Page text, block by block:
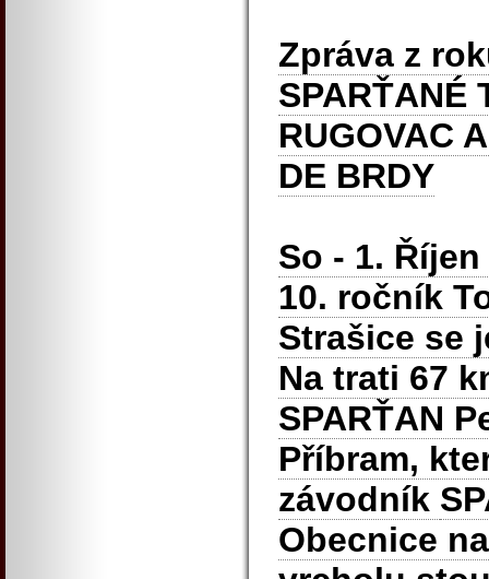
Zpráva z
SPARŤANÉ
RUGOVAC
DE BRDY
So - 1.
10. ročník
Strašice se
Na trati 67
SPARŤAN
Příbram,
závodník
Obecnice